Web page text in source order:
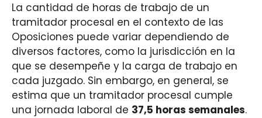
La cantidad de horas de trabajo de un
tramitador procesal en el contexto de las
Oposiciones puede variar dependiendo de
diversos factores, como la jurisdicción en la
que se desempeñe y la carga de trabajo en
cada juzgado. Sin embargo, en general, se
estima que un tramitador procesal cumple
una jornada laboral de 37,5 horas semanales.